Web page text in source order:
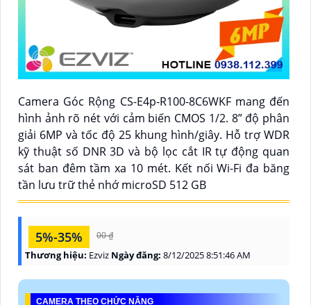
Camera Góc Rộng CS-E4p-R100-8C6WKF mang đến
hình ảnh rõ nét với cảm biến CMOS 1/2. 8” độ phân
giải 6MP và tốc độ 25 khung hình/giây. Hỗ trợ WDR
kỹ thuật số DNR 3D và bộ lọc cắt IR tự động quan
sát ban đêm tầm xa 10 mét. Kết nối Wi-Fi đa băng
tần lưu trữ thẻ nhớ microSD 512 GB
5%-35% 00 ₫
Thương hiệu: Ezviz Ngày đăng: 8/12/2025 8:51:46 AM
CAMERA THEO CHỨC NĂNG